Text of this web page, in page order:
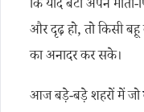
कि यदि बेटा अपने
और दृढ़ हो, तो किसी बहू
का अनादर कर सके।
आज बड़े-बड़े शहरों में जो